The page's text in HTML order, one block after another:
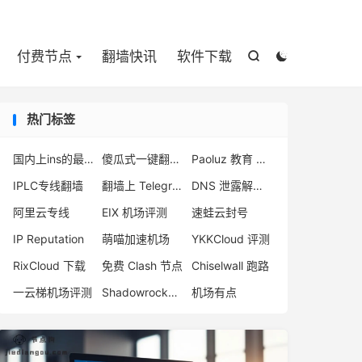


付费节点 翻墙快讯 软件下载
热门标签
国内上ins的最新方法 傻瓜式一键翻墙VPN客户端
Paoluz 教育 优惠
IPLC专线翻墙
翻墙上 Telegram
DNS 泄露解决方案
阿里云专线
EIX 机场评测
速蛙云封号
IP Reputation
萌喵加速机场
YKKCloud 评测
RixCloud 下载
免费 Clash 节点
Chiselwall 跑路
一云梯机场评测
Shadowrocket 机场 机场有点